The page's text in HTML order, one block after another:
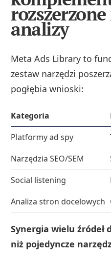
analizy
Meta Ads Library to
zestaw narzędzi
pogłębia wnioski:
Kategoria
Platformy ad spy
Narzędzia SEO/SEM
Social listening
Analiza stron docelowych
Synergia wielu źródeł
niż pojedyncze